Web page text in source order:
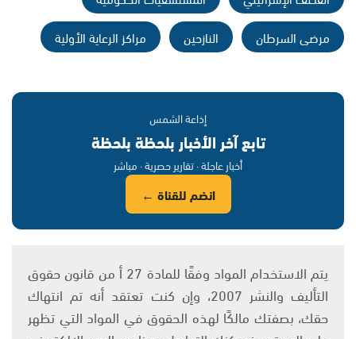
مرضى السرطان
النازحين مراكز الرعاية الأولية
إذاعة الشمس
تابع آخر الأخبار بلحظة بلحظة
أخبار عاجلة · تقارير حصرية · مباشر
انضم للقناة ←
يتم الاستخدام المواد وفقًا للمادة 27 أ من قانون حقوق
التأليف والنشر 2007، وإن كنت تعتقد أنه تم انتهاك
حقك، بصفتك مالكًا لهذه الحقوق في المواد التي تظهر